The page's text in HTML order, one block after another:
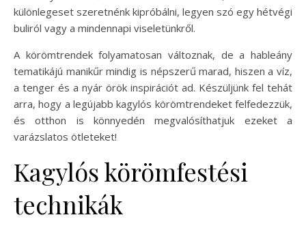
különlegeset szeretnénk kipróbálni, legyen szó egy hétvégi
buliról vagy a mindennapi viseletünkről.
A körömtrendek folyamatosan változnak, de a hableány
tematikájú manikűr mindig is népszerű marad, hiszen a víz,
a tenger és a nyár örök inspirációt ad. Készüljünk fel tehát
arra, hogy a legújabb kagylós körömtrendeket felfedezzük,
és otthon is könnyedén megvalósíthatjuk ezeket a
varázslatos ötleteket!
Kagylós körömfestési
technikák